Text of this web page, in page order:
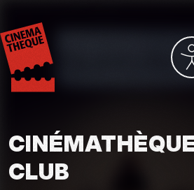
contenu
principal
CLUB